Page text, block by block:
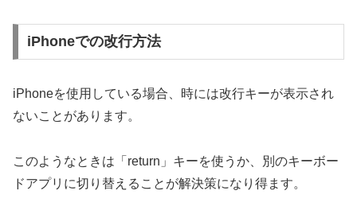
iPhoneでの改行方法
iPhoneを使用している場合、時には改行キーが表示され
ないことがあります。
このようなときは「return」キーを使うか、別のキーボー
ドアプリに切り替えることが解決策になり得ます。